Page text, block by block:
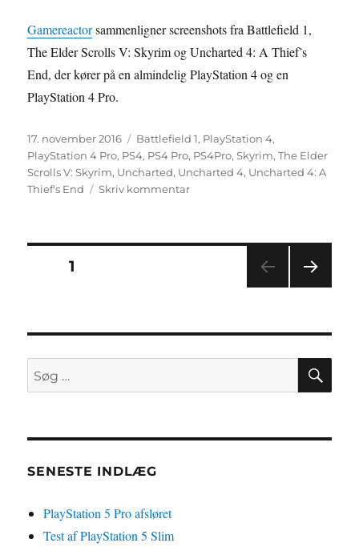
Gamereactorsammenligner screenshots fra Battlefield 1,
The Elder Scrolls V: Skyrim og Uncharted 4: A Thief’s
End, der kører på en almindelig PlayStation 4 og en
PlayStation 4 Pro.
Udgivet
17. november 2016 Tags
Battlefield 1, PlayStation 4,
PlayStation 4 Pro, PS4, PS4 Pro, PS4Pro,Skyrim,The Elder
Scrolls V: Skyrim, Uncharted, Uncharted 4, Uncharted 4: A
Thief's End
Skriv kommentartil
Indlægsinddeling
SIDE1
Søg
efter:
SENESTE INDLÆG
PlayStation 5 Pro afsløret
Test af PlayStation 5 Slim